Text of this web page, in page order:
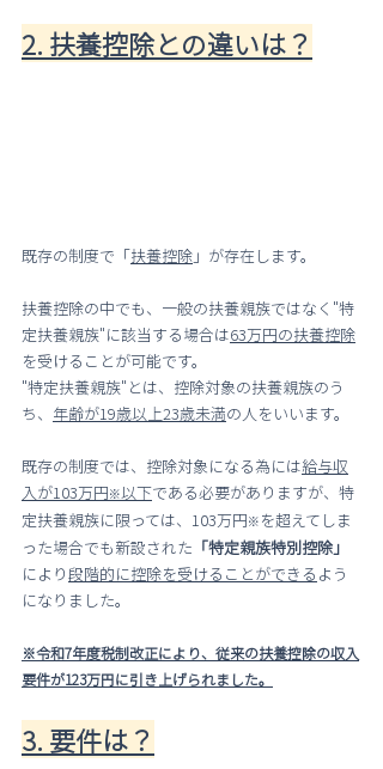
2. 扶養控除との違いは？
既存の制度で「扶養控除 」が存在します。
扶養控除の中でも、一般の扶養親族ではなく"特
定扶養親族"に該当する場合は63万円の扶養控除
を受けることが可能です。
"特定扶養親族"とは、控除対象の扶養親族のう
ち、 年齢が19歳以上23歳未満の人をいいます。
既存の制度では、控除対象になる為には給与収
入が103万円※以下である必要がありますが、特
定扶養親族に限っては、103万円※ を超えてしま
った場合でも新設された 「特定親族特別控除」
により段階的に控除を受けることができる よう
になりました。
※令和7年度税制改正により、従来の扶養控除の収入
要件が123万円に引き上げられました。
3. 要件は？